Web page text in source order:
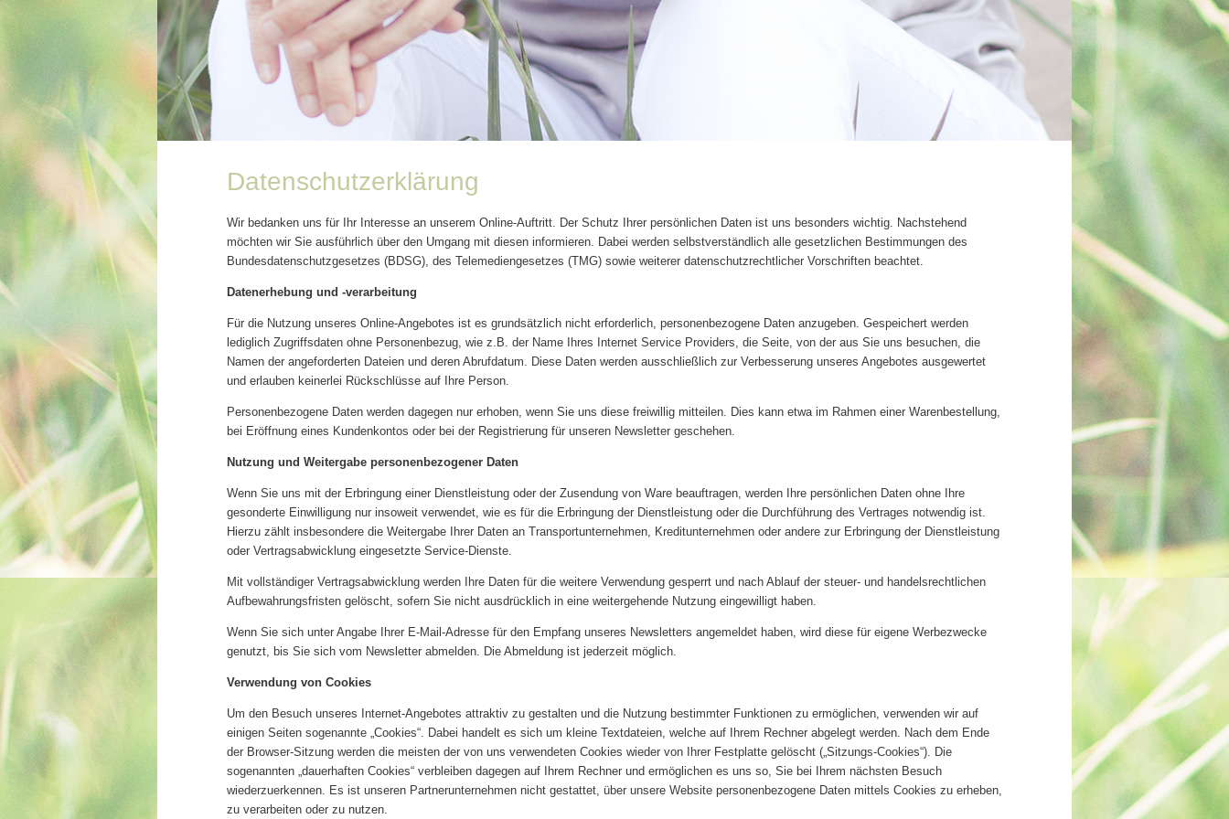
Datenschutzerklärung
Wir bedanken uns für Ihr Interesse an unserem Online-Auftritt. Der Schutz Ihrer persönlichen Daten ist uns besonders wichtig. Nachstehend
möchten wir Sie ausführlich über den Umgang mit diesen informieren. Dabei werden selbstverständlich alle gesetzlichen Bestimmungen des
Bundesdatenschutzgesetzes (BDSG), des Telemediengesetzes (TMG) sowie weiterer datenschutzrechtlicher Vorschriften beachtet.
Datenerhebung und -verarbeitung
Für die Nutzung unseres Online-Angebotes ist es grundsätzlich nicht erforderlich, personenbezogene Daten anzugeben. Gespeichert werden
lediglich Zugriffsdaten ohne Personenbezug, wie z.B. der Name Ihres Internet Service Providers, die Seite, von der aus Sie uns besuchen, die
Namen der angeforderten Dateien und deren Abrufdatum. Diese Daten werden ausschließlich zur Verbesserung unseres Angebotes ausgewertet
und erlauben keinerlei Rückschlüsse auf Ihre Person.
Personenbezogene Daten werden dagegen nur erhoben, wenn Sie uns diese freiwillig mitteilen. Dies kann etwa im Rahmen einer Warenbestellung,
bei Eröffnung eines Kundenkontos oder bei der Registrierung für unseren Newsletter geschehen.
Nutzung und Weitergabe personenbezogener Daten
Wenn Sie uns mit der Erbringung einer Dienstleistung oder der Zusendung von Ware beauftragen, werden Ihre persönlichen Daten ohne Ihre
gesonderte Einwilligung nur insoweit verwendet, wie es für die Erbringung der Dienstleistung oder die Durchführung des Vertrages notwendig ist.
Hierzu zählt insbesondere die Weitergabe Ihrer Daten an Transportunternehmen, Kreditunternehmen oder andere zur Erbringung der Dienstleistung
oder Vertragsabwicklung eingesetzte Service-Dienste.
Mit vollständiger Vertragsabwicklung werden Ihre Daten für die weitere Verwendung gesperrt und nach Ablauf der steuer- und handelsrechtlichen
Aufbewahrungsfristen gelöscht, sofern Sie nicht ausdrücklich in eine weitergehende Nutzung eingewilligt haben.
Wenn Sie sich unter Angabe Ihrer E-Mail-Adresse für den Empfang unseres Newsletters angemeldet haben, wird diese für eigene Werbezwecke
genutzt, bis Sie sich vom Newsletter abmelden. Die Abmeldung ist jederzeit möglich.
Verwendung von Cookies
Um den Besuch unseres Internet-Angebotes attraktiv zu gestalten und die Nutzung bestimmter Funktionen zu ermöglichen, verwenden wir auf
einigen Seiten sogenannte „Cookies“. Dabei handelt es sich um kleine Textdateien, welche auf Ihrem Rechner abgelegt werden. Nach dem Ende
der Browser-Sitzung werden die meisten der von uns verwendeten Cookies wieder von Ihrer Festplatte gelöscht („Sitzungs-Cookies“). Die
sogenannten „dauerhaften Cookies“ verbleiben dagegen auf Ihrem Rechner und ermöglichen es uns so, Sie bei Ihrem nächsten Besuch
wiederzuerkennen. Es ist unseren Partnerunternehmen nicht gestattet, über unsere Website personenbezogene Daten mittels Cookies zu erheben,
zu verarbeiten oder zu nutzen.